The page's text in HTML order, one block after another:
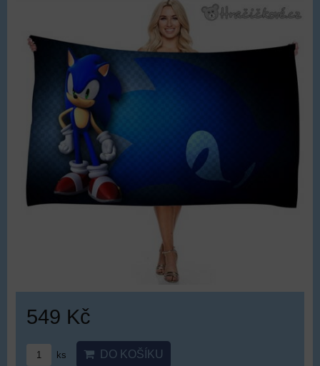
549 Kč
ks DO KOŠÍKU